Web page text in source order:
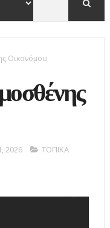
Οικονόμου
2026 ΤΟΠΙΚΑ